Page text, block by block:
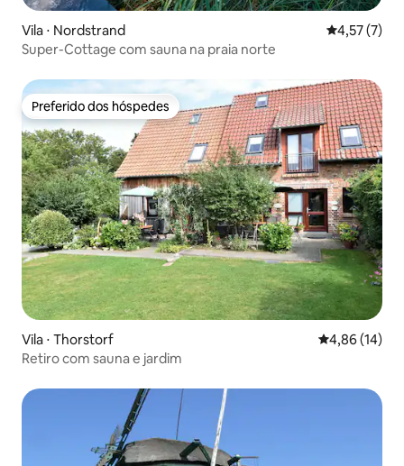
Vila ⋅ Nordstrand 4,57 de
4,57 (7)
Super-Cottage com sauna na praia norte
Preferido dos hóspedes
Preferido dos hóspedes
Vila ⋅ Thorstorf 4,86 de uma
4,86 (14)
Retiro com sauna e jardim